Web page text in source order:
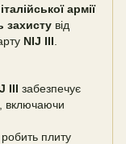
армії
захисту від
NIJ III
III забезпечує
, включаючи
робить плиту